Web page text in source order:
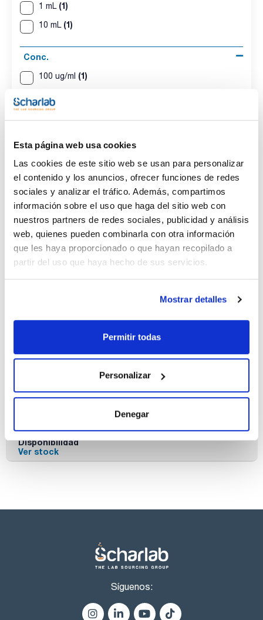
Esta página web usa cookies
Las cookies de este sitio web se usan para personalizar
el contenido y los anuncios, ofrecer funciones de redes
sociales y analizar el tráfico. Además, compartimos
información sobre el uso que haga del sitio web con
nuestros partners de redes sociales, publicidad y análisis
web, quienes pueden combinarla con otra información
que les haya proporcionado o que hayan recopilado a
partir del uso que haya hecho de sus servicios.
Mostrar detalles
Permitir todas
Personalizar
Denegar
1 mL (1)
10 mL (1)
Conc.
100 ug/ml (1)
[446254-42-8](2)
Disolvente
Iso-octane
Envase
Ampoule
Volumen
1 mL
Conc.
100 ug/ml
CAS
[446254-42-8]
CBDE741ZT1
x1mL
Comprar
Iso-octane Ampoule 10 mL
10 ug/ml
CAS
[446254-42-8]
Envase
Disponibilidad
Ver stock
Síguenos: